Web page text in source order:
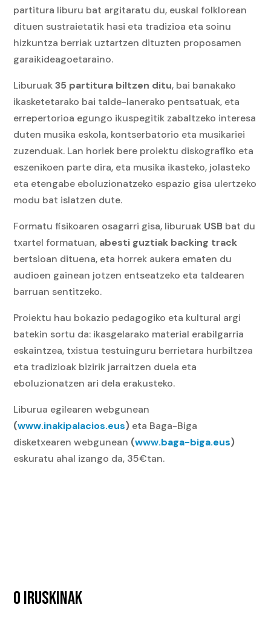
partitura liburu bat argitaratu du, euskal folklorean
dituen sustraietatik hasi eta tradizioa eta soinu
hizkuntza berriak uztartzen dituzten proposamen
garaikideagoetaraino.
Liburuak35 partitura biltzen ditu, bai banakako
ikasketetarako bai talde-lanerako pentsatuak, eta
errepertorioa egungo ikuspegitik zabaltzeko interesa
duten musika eskola, kontserbatorio eta musikariei
zuzenduak. Lan horiek bere proiektu diskografiko eta
eszenikoen parte dira, eta musika ikasteko, jolasteko
eta etengabe eboluzionatzeko espazio gisa ulertzeko
modu bat islatzen dute.
Formatu fisikoaren osagarri gisa, liburuak USB bat du
txartel formatuan, abesti guztiak backing track
bertsioan dituena, eta horrek aukera ematen du
audioen gainean jotzen entseatzeko eta taldearen
barruan sentitzeko.
Proiektu hau bokazio pedagogiko eta kultural argi
batekin sortu da: ikasgelarako material erabilgarria
eskaintzea, txistua testuinguru berrietara hurbiltzea
eta tradizioak bizirik jarraitzen duela eta
eboluzionatzen ari dela erakusteko.
Liburua egilearen webgunean
(www.inakipalacios.eus) eta Baga-Biga
disketxearen webgunean (www.baga-biga.eus)
eskuratu ahal izango da, 35€tan.
0 IRUSKINAK